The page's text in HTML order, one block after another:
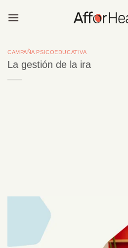
CAMPAÑA PSICOEDUCATIVA
La gestión de la ira